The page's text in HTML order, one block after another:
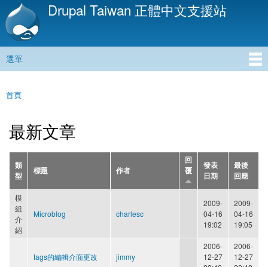
移
內
Drupal Taiwan 正體中文支援站
主選單
選單
您在這裡
首頁
最新文章
類
型
標題 作者
回
覆
發表
日期
最後
回應
模
組
介
紹
Microblog charlesc
2009-
04-16
19:02
2009-
04-16
19:05
tags的編輯介面更改 jimmy
2006-
12-27
2006-
12-27